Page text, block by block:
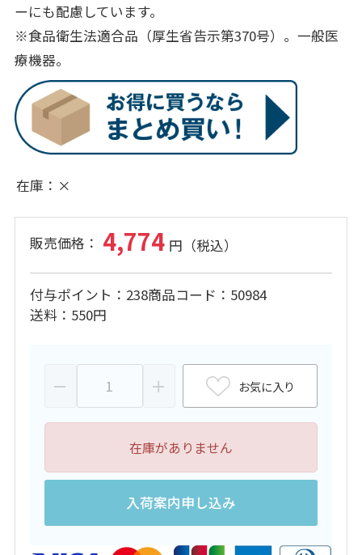
ーにも配慮しています。
※食品衛生法適合品（厚生省告示第370号）。一般医
療機器。
在庫 ×
4,774
付与ポイント 238商品コード
50984
送料
550円
お気に入り
在庫がありません
入荷案内申し込み